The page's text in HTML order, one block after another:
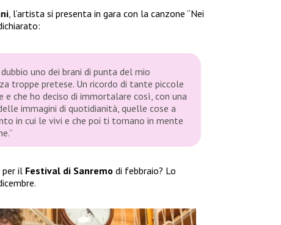
, l’artista si presenta in gara con la canzone “Nei
dubbio uno dei brani di punta del mio
troppe pretese. Un ricordo di tante piccole
e che ho deciso di immortalare così, con una
immagini di quotidianità, quelle cose a
in cui le vivi e che poi ti tornano in mente
per il Festival di Sanremo di febbraio? Lo